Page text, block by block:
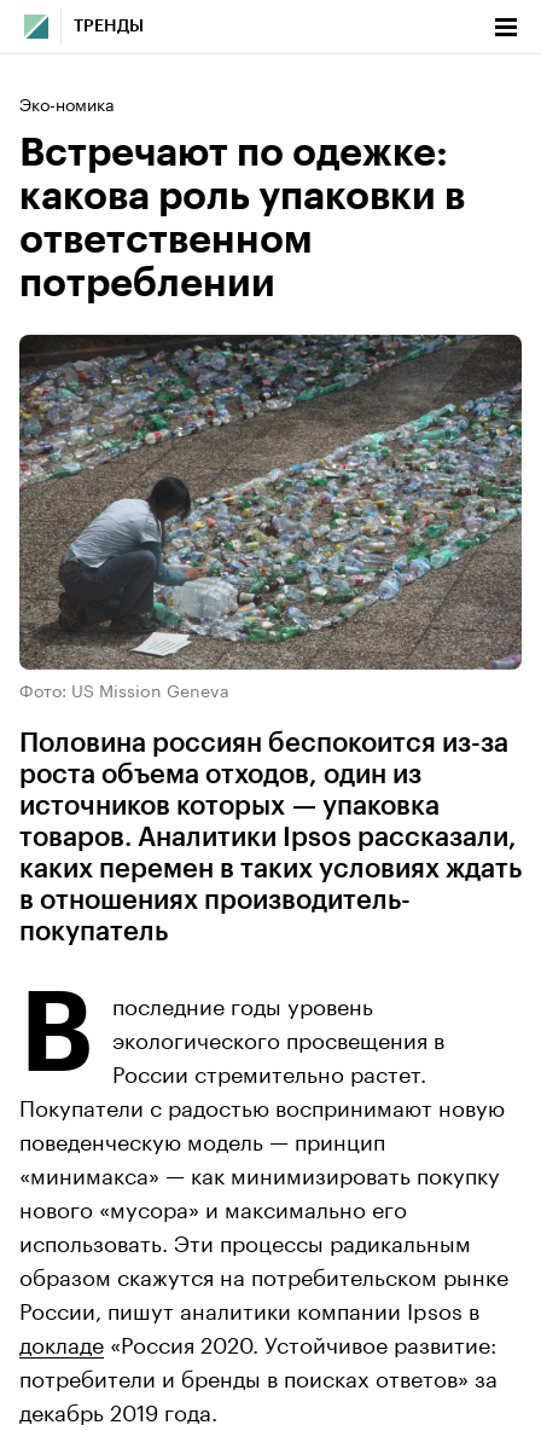
ТРЕНДЫ
Эко-номика
Встречают по одежке:
какова роль упаковки в
ответственном
потреблении
Фото: US Mission Geneva
Половина россиян беспокоится из-за
роста объема отходов, один из
источников которых — упаковка
товаров. Аналитики Ipsos рассказали,
каких перемен в таких условиях ждать
в отношениях производитель-
покупатель
В
последние годы уровень
экологического просвещения в
России стремительно растет.
Покупатели с радостью воспринимают новую
поведенческую модель — принцип
«минимакса» — как минимизировать покупку
нового «мусора» и максимально его
использовать. Эти процессы радикальным
образом скажутся на потребительском рынке
России, пишут аналитики компании Ipsos в
докладе «Россия 2020. Устойчивое развитие:
потребители и бренды в поисках ответов» за
декабрь 2019 года.